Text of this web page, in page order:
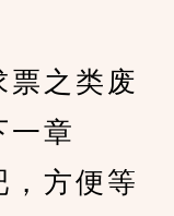
之类废
一章
方便等